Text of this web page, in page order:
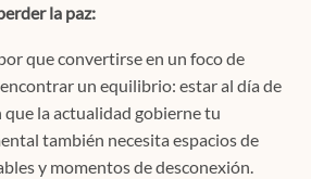
la paz:
que convertirse en un foco de
un equilibrio: estar al día de
que la actualidad gobierne tu
también necesita espacios de
y momentos de desconexión.